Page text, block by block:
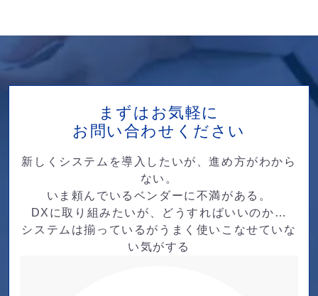
まずはお気軽に
お問い合わせください
新しくシステムを導入したいが、進め方がわから
ない。
いま頼んでいるベンダーに不満がある。
DXに取り組みたいが、どうすればいいのか…
システムは揃っているがうまく使いこなせていな
い気がする